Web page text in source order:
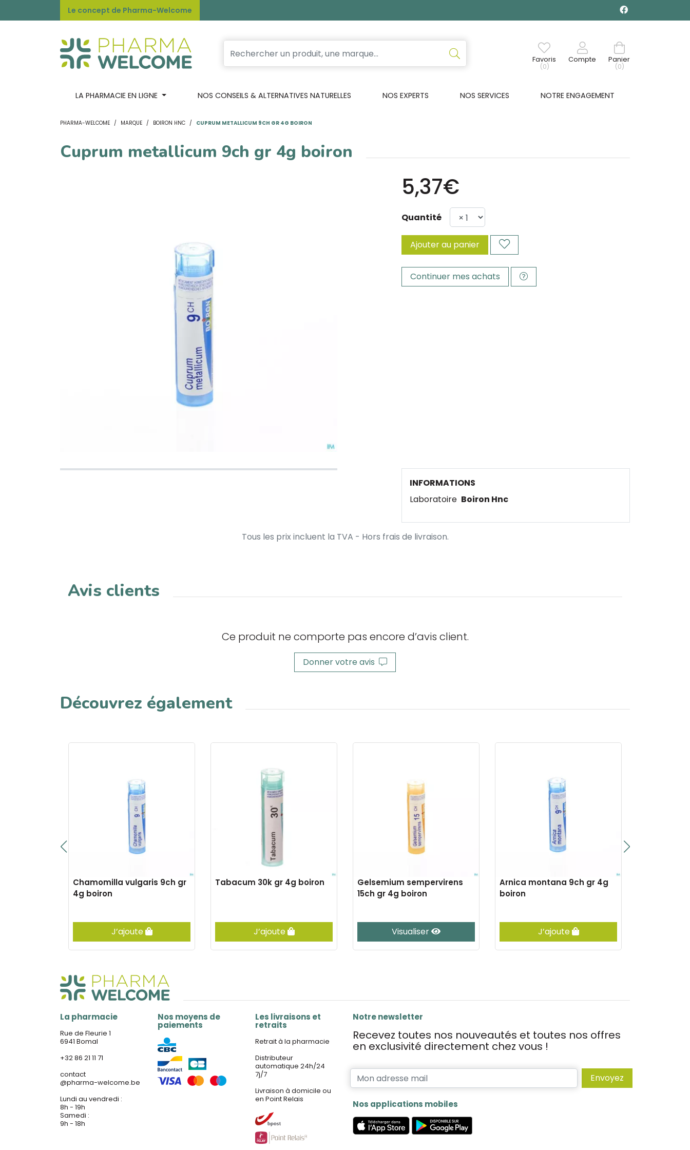
Le concept de Pharma-Welcome
Favoris
(0)
Compte
Panier
(0)
LA PHARMACIE EN LIGNE NOS CONSEILS & ALTERNATIVES NATURELLES NOS EXPERTS NOS SERVICES NOTRE ENGAGEMENT
PHARMA-WELCOME MARQUE BOIRON HNC CUPRUM METALLICUM 9CH GR 4G BOIRON
Cuprum metallicum 9ch gr 4g boiron
5,37€
Quantité
Ajouter au panier
Continuer mes achats
INFORMATIONS
Laboratoire Boiron Hnc
Tous les prix incluent la TVA - Hors frais de livraison.
Avis clients
Ce produit ne comporte pas encore d’avis client.
Donner votre avis
Découvrez également
Chamomilla vulgaris 9ch gr
4g boiron
J’ajoute
Tabacum 30k gr 4g boiron
J’ajoute
Gelsemium sempervirens
15ch gr 4g boiron
Visualiser
Arnica montana 9ch gr 4g
boiron
J’ajoute
La pharmacie
Rue de Fleurie 1
6941 Bomal
+32 86 21 11 71
contact
@pharma-welcome.be
Lundi au vendredi :
8h - 19h
Samedi :
9h - 18h
Nos moyens de
paiements
Les livraisons et
retraits
Retrait à la pharmacie
Distributeur
automatique 24h/24
7j/7
Livraison à domicile ou
en Point Relais
Notre newsletter
Recevez toutes nos nouveautés et toutes nos offres
en exclusivité directement chez vous !
Envoyez
Nos applications mobiles